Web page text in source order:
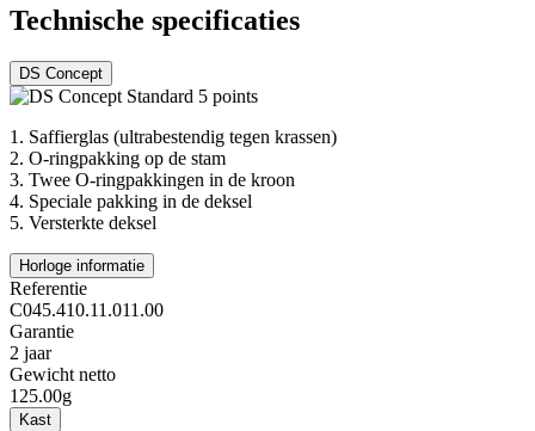
Technische specificaties
DS Concept
1. Saffierglas (ultrabestendig tegen krassen)
2. O-ringpakking op de stam
3. Twee O-ringpakkingen in de kroon
4. Speciale pakking in de deksel
5. Versterkte deksel
Horloge informatie
Referentie
C045.410.11.011.00
Garantie
2 jaar
Gewicht netto
125.00g
Kast